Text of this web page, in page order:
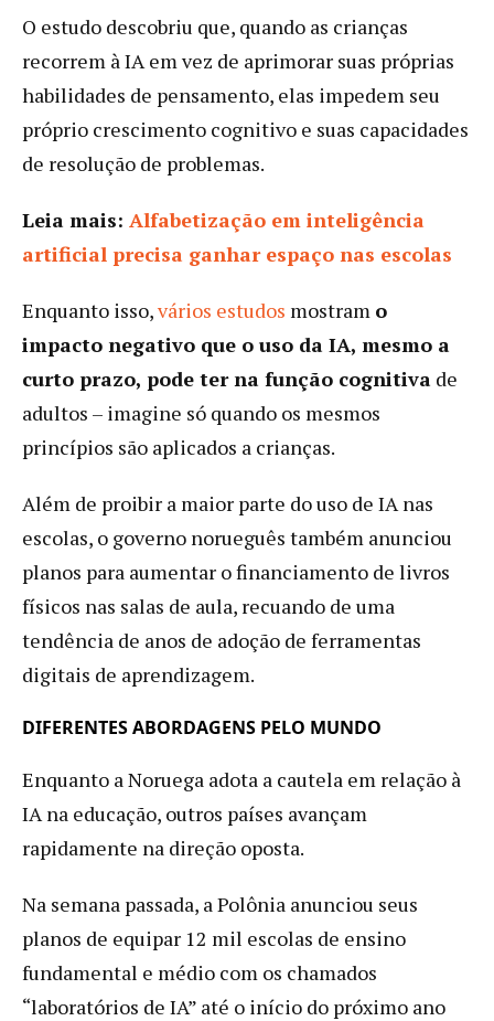
O estudo descobriu que, quando as crianças
recorrem à IA em vez de aprimorar suas próprias
habilidades de pensamento, elas impedem seu
próprio crescimento cognitivo e suas capacidades
de resolução de problemas.
Leia mais: Alfabetização em inteligência
artificial precisa ganhar espaço nas escolas
Enquanto isso,vários estudos mostram o
impacto negativo que o uso da IA, mesmo a
curto prazo, pode ter na função cognitiva de
adultos – imagine só quando os mesmos
princípios são aplicados a crianças.
Além de proibir a maior parte do uso de IA nas
escolas, o governo norueguês também anunciou
planos para aumentar o financiamento de livros
físicos nas salas de aula, recuando de uma
tendência de anos de adoção de ferramentas
digitais de aprendizagem.
DIFERENTES ABORDAGENS PELO MUNDO
Enquanto a Noruega adota a cautela em relação à
IA na educação, outros países avançam
rapidamente na direção oposta.
Na semana passada, a Polônia anunciou seus
planos de equipar 12 mil escolas de ensino
fundamental e médio com os chamados
“laboratórios de IA” até o início do próximo ano